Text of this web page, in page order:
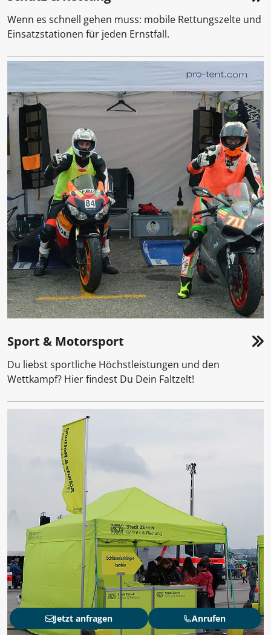
Wenn es schnell gehen muss: mobile Rettungszelte und
Einsatzstationen für jeden Ernstfall.
Sport & Motorsport
Du liebst sportliche Höchstleistungen und den
Wettkampf? Hier findest Du Dein Faltzelt!
Jetzt anfragen Anrufen